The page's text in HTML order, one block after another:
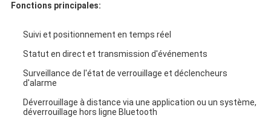
Fonctions principales:
Suivi et positionnement en temps réel
Statut en direct et transmission d'événements
Surveillance de l'état de verrouillage et déclencheurs
d'alarme
Déverrouillage à distance via une application ou un système,
déverrouillage hors ligne Bluetooth